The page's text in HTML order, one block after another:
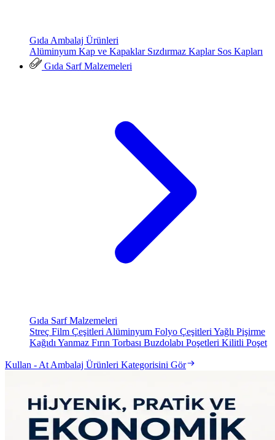
Gıda Ambalaj Ürünleri
Alüminyum Kap ve Kapaklar Sızdırmaz Kaplar Sos Kapları
Gıda Sarf Malzemeleri
Gıda Sarf Malzemeleri
Streç Film Çeşitleri Alüminyum Folyo Çeşitleri Yağlı Pişirme
Kağıdı Yanmaz Fırın Torbası Buzdolabı Poşetleri Kilitli Poşet
Kullan - At Ambalaj Ürünleri Kategorisini Gör